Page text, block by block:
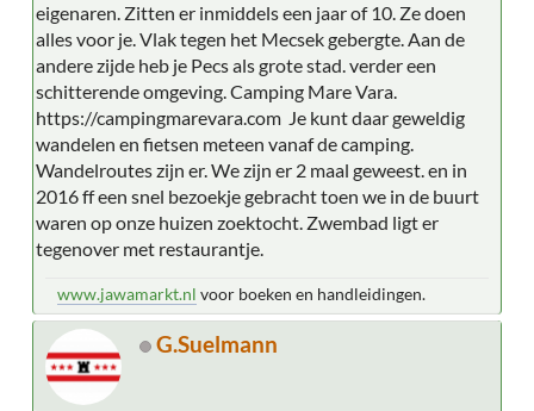
eigenaren. Zitten er inmiddels een jaar of 10. Ze doen
alles voor je. Vlak tegen het Mecsek gebergte. Aan de
andere zijde heb je Pecs als grote stad. verder een
schitterende omgeving. Camping Mare Vara.
https://campingmarevara.com Je kunt daar geweldig
wandelen en fietsen meteen vanaf de camping.
Wandelroutes zijn er. We zijn er 2 maal geweest. en in
2016 ff een snel bezoekje gebracht toen we in de buurt
waren op onze huizen zoektocht. Zwembad ligt er
tegenover met restaurantje.
www.jawamarkt.nl voor boeken en handleidingen.
G.Suelmann